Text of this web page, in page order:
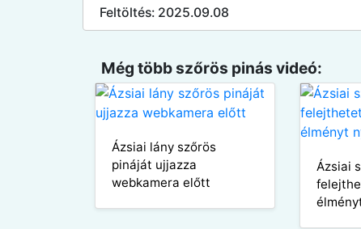
Feltöltés: 2025.09.08
Még több szőrös pinás videó:
Ázsiai lány szőrös
pináját ujjazza
webkamera előtt
Ázsiai